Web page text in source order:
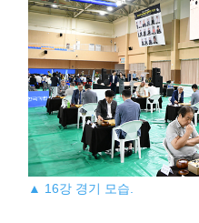
▲ 16강 경기 모습.